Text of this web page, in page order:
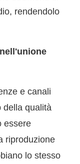
rendendolo
e canali
della qualità
essere
riproduzione
lo stesso